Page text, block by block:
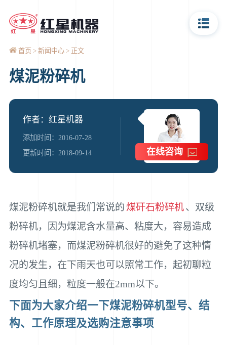
首页 新闻中心 正文
煤泥粉碎机
作者：红星机器
添加时间：2016-07-28
更新时间：2018-09-14
在线咨询
煤泥粉碎机就是我们常说的 煤矸石粉碎机、双级
粉碎机，因为煤泥含水量高、粘度大，容易造成
粉碎机堵塞，而煤泥粉碎机很好的避免了这种情
况的发生，在下雨天也可以照常工作，起初聊粒
度均匀且细，粒度一般在2mm以下。
下面为大家介绍一下煤泥粉碎机型号、结
构、工作原理及选购注意事项